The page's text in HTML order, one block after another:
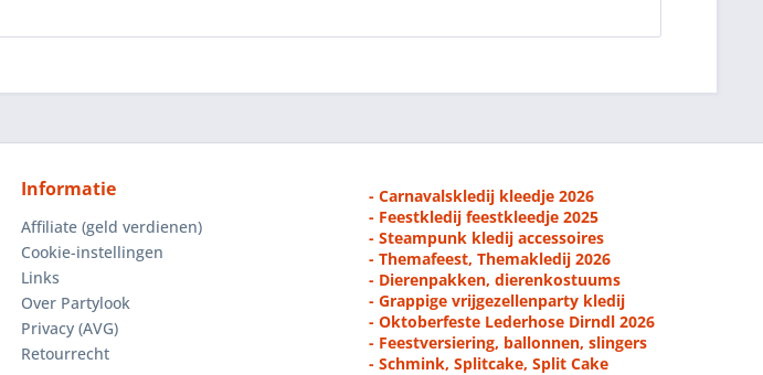
Informatie
Affiliate (geld verdienen)
Cookie-instellingen
Links
Over Partylook
Privacy (AVG)
Retourrecht
- Carnavalskledij kleedje 2026
- Feestkledij feestkleedje 2025
- Steampunk kledij accessoires
- Themafeest, Themakledij 2026
- Dierenpakken, dierenkostuums
- Grappige vrijgezellenparty kledij
- Oktoberfeste Lederhose Dirndl 2026
- Feestversiering, ballonnen, slingers
- Schmink, Splitcake, Split Cake